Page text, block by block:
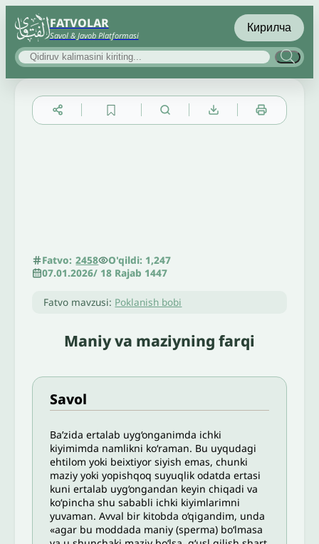
FATVOLAR
Savol & Javob Platformasi
Кирилча
Fatvo: 2458
O'qildi: 1,247
07.01.2026/ 18 Rajab 1447
Fatvo mavzusi: Poklanish bobi
Maniy va maziyning farqi
Savol
Ba’zida ertalab uyg‘onganimda ichki
kiyimimda namlikni ko‘raman. Bu uyqudagi
ehtilom yoki beixtiyor siyish emas, chunki
maziy yoki yopishqoq suyuqlik odatda ertasi
kuni ertalab uyg‘ongandan keyin chiqadi va
ko‘pincha shu sababli ichki kiyimlarimni
yuvaman. Avval bir kitobda o‘qigandim, unda
«agar bu moddada maniy (sperma) bo‘lmasa